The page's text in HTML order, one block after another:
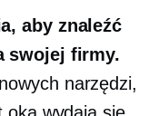
aby znaleźć
swojej firmy.
narzędzi,